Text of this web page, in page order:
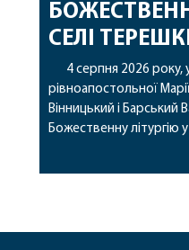
СЕЛІ
4 серпня 2026 року,
рівноапостольної
Вінницький і Барський
Божественну літургію
Богородиці села